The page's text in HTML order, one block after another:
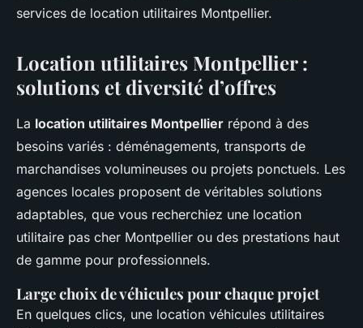
services de location utilitaires Montpellier.
Location utilitaires Montpellier :
solutions et diversité d’offres
La location utilitaires Montpellier répond à des
besoins variés : déménagements, transports de
marchandises volumineuses ou projets ponctuels. Les
agences locales proposent de véritables solutions
adaptables, que vous recherchiez une location
utilitaire pas cher Montpellier ou des prestations haut
de gamme pour professionnels.
Large choix de véhicules pour chaque projet
En quelques clics, une location véhicules utilitaires